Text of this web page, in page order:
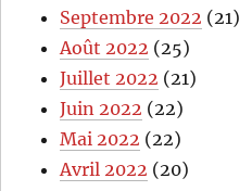
Septembre 2022 (21)
Août 2022 (25)
Juillet 2022 (21)
Juin 2022 (22)
Mai 2022 (22)
Avril 2022 (20)